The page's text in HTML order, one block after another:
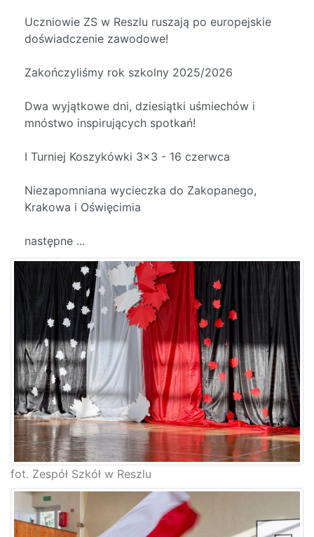
Uczniowie ZS w Reszlu ruszają po europejskie
doświadczenie zawodowe!
Zakończyliśmy rok szkolny 2025/2026
Dwa wyjątkowe dni, dziesiątki uśmiechów i
mnóstwo inspirujących spotkań!
I Turniej Koszykówki 3x3 - 16 czerwca
Niezapomniana wycieczka do Zakopanego,
Krakowa i Oświęcimia
następne ...
fot. Zespół Szkół w Reszlu